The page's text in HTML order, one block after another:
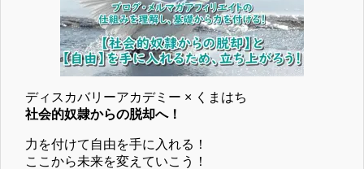
ディスカバリーアカデミー × くまはち
社会的奴隷からの脱却へ！
力を付けて自由を手に入れる！
ここから未来を変えていこう！